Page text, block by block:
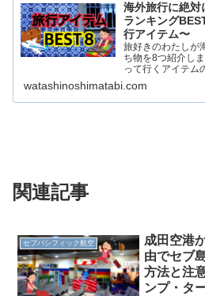
海外旅行に絶対
ランキング
行アイテム〜
旅好きのわたしが
ち物を8つ紹介し
って行くアイテム
海外でも国内で
ムがたくさんあり
たしが海外旅行に
watashinoshimatabi.com
関連記事
セブパシフィック航空
成田空港
由でセブ
方法と注
ンプ・タ